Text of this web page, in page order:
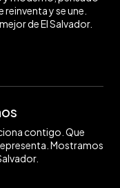
reinventa y se une.
de El Salvador.
contigo. Que
Mostramos